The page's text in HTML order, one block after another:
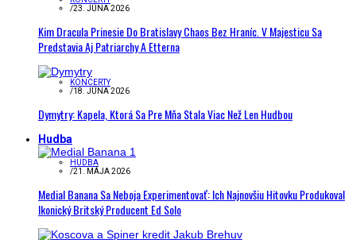
/23. JÚNA 2026
Kim Dracula Prinesie Do Bratislavy Chaos Bez Hraníc. V Majesticu Sa
Predstavia Aj Patriarchy A Etterna
KONCERTY
/18. JÚNA 2026
Dymytry: Kapela, Ktorá Sa Pre Mňa Stala Viac Než Len Hudbou
Hudba
HUDBA
/21. MÁJA 2026
Medial Banana Sa Neboja Experimentovať: Ich Najnovšiu Hitovku Produkoval
Ikonický Britský Producent Ed Solo